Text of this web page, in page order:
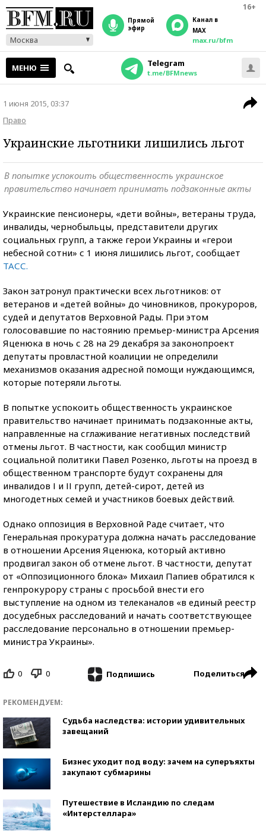
16+
Москва
прямой
эфир
Канал в
MAX
max.ru/bfm
МЕНЮ Telegram
t.me/BFMnews
1 июня 2015, 03:37
Право
Украинские льготники лишились льгот
В попытке успокоить общественность украинское
правительство начинает принимать подзаконные акты
Украинские пенсионеры, «дети войны», ветераны труда,
инвалиды, чернобыльцы, представители других
социальных групп, а также герои Украины и «герои
небесной сотни» с 1 июня лишились льгот, сообщает
ТАСС.
Закон затронул практически всех льготников: от
ветеранов и «детей войны» до чиновников, прокуроров,
судей и депутатов Верховной Рады. При этом
голосовавшие по настоянию премьер-министра Арсения
Яценюка в ночь с 28 на 29 декабря за законопроект
депутаты провластной коалиции не определили
механизмов оказания адресной помощи нуждающимся,
которые потеряли льготы.
В попытке успокоить общественность украинское
правительство начинает принимать подзаконные акты,
направленные на сглаживание негативных последствий
отмены льгот. В частности, как сообщил министр
социальной политики Павел Розенко, льготы на проезд в
общественном транспорте будут сохранены для
инвалидов І и ІІ групп, детей-сирот, детей из
многодетных семей и участников боевых действий.
Однако оппозиция в Верховной Раде считает, что
Генеральная прокуратура должна начать расследование
в отношении Арсения Яценюка, который активно
продвигал закон об отмене льгот. В частности, депутат
от «Оппозиционного блока» Михаил Папиев обратился к
генпрокурору страны с просьбой внести его
выступление на одном из телеканалов «в единый реестр
досудебных расследований и начать соответствующее
расследование персонально в отношении премьер-
министра Украины».
0 0 Подпишись Поделиться
РЕКОМЕНДУЕМ:
Судьба наследства: истории удивительных
завещаний
Бизнес уходит под воду: зачем на суперъяхты
закупают субмарины
Путешествие в Исландию по следам
«Интерстеллара»